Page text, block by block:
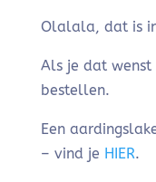
Olalala, dat is
Als je dat wenst
bestellen.
Een
– vind je HIER.